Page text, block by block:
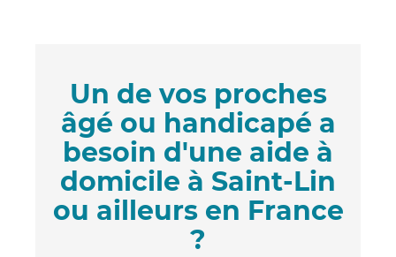
Un de vos proches
âgé ou handicapé a
besoin d'une aide à
domicile à Saint-Lin
ou ailleurs en France
?